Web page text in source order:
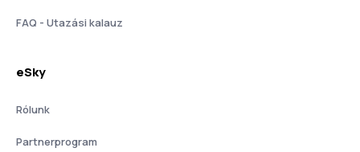
FAQ - Utazási kalauz
eSky
Rólunk
Partnerprogram